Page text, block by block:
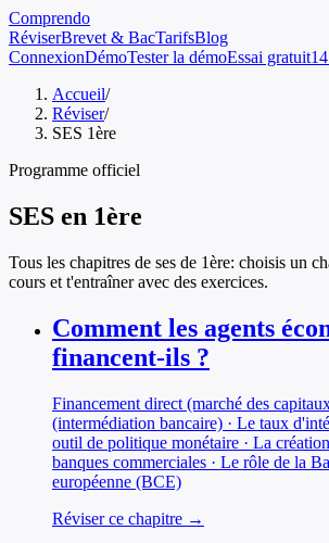
Comprendo
RéviserBrevet & BacTarifsBlog
ConnexionDémoTester la démoEssai gratuit
Accueil/
Réviser/
SES 1ère
Programme officiel
SES en 1ère
Tous les chapitres de ses de 1ère: choisis un
cours et t'entraîner avec des exercices.
Comment les agents
financent-ils ?
Financement direct (marché des
(intermédiation bancaire) · Le taux
outil de politique monétaire · La
banques commerciales · Le rôle de la
européenne (BCE)
Réviser ce chapitre →